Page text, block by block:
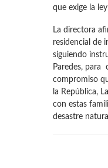
que exige la
La directora
residencial de
siguiendo
Paredes, para
compromiso
la República,
con estas
desastre